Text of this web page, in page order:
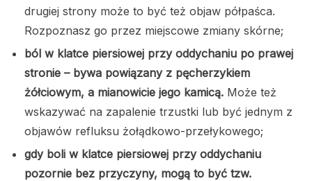
drugiej strony może to być też objaw półpaśca.
Rozpoznasz go przez miejscowe zmiany skórne;
ból w klatce piersiowej przy oddychaniu po prawej
stronie – bywa powiązany z pęcherzykiem
żółciowym, a mianowicie jego kamicą. Może też
wskazywać na zapalenie trzustki lub być jednym z
objawów refluksu żołądkowo-przełykowego;
gdy boli w klatce piersiowej przy oddychaniu
pozornie bez przyczyny, mogą to być tzw.